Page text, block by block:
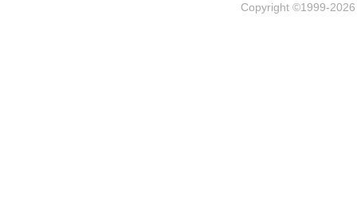
Copyright ©1999-